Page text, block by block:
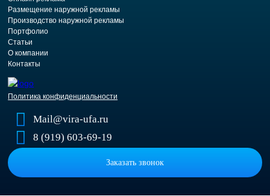
Размещение наружной рекламы
Производство наружной рекламы
Портфолио
Статьи
О компании
Контакты
Политика конфиденциальности
Mail@vira-ufa.ru
8 (919) 603-69-19
Заказать звонок